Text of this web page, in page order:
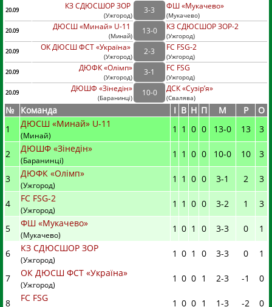
20.09 КЗ СДЮСШОР ЗОР
(Ужгород)
3-3 ФШ «Мукачево»
(Мукачево)
20.09
ДЮСШ «Минай» U-11
(Минай)
13-0 КЗ СДЮСШОР ЗОР-2
(Ужгород)
20.09
ОК ДЮСШ ФСТ «Україна»
(Ужгород)
2-3 FC FSG-2
(Ужгород)
20.09
ДЮФК «Олімп»
(Ужгород)
3-1 FC FSG
(Ужгород)
20.09
ДЮШФ «Зінедін»
(Баранинці)
10-0 ДСК «Сузір’я»
(Свалява)
№ Команда I В Н П М Р
О
1
ДЮСШ «Минай» U-11
(Минай)
1 1 0 0 13-0 13 3
2 ДЮШФ «Зінедін»
(Баранинці)
1 1 0 0 10-0 10 3
3 ДЮФК «Олімп»
(Ужгород)
1 1 0 0 3-1 2 3
4 FC FSG-2
(Ужгород)
1 1 0 0 3-2 1 3
5 ФШ «Мукачево»
(Мукачево)
1 0 1 0 3-3 0 1
6 КЗ СДЮСШОР ЗОР
(Ужгород)
1 0 1 0 3-3 0 1
7 ОК ДЮСШ ФСТ «Україна»
(Ужгород)
1 0 0 1 2-3 -1 0
8 FC FSG 1 0 0 1 1-3 -2 0